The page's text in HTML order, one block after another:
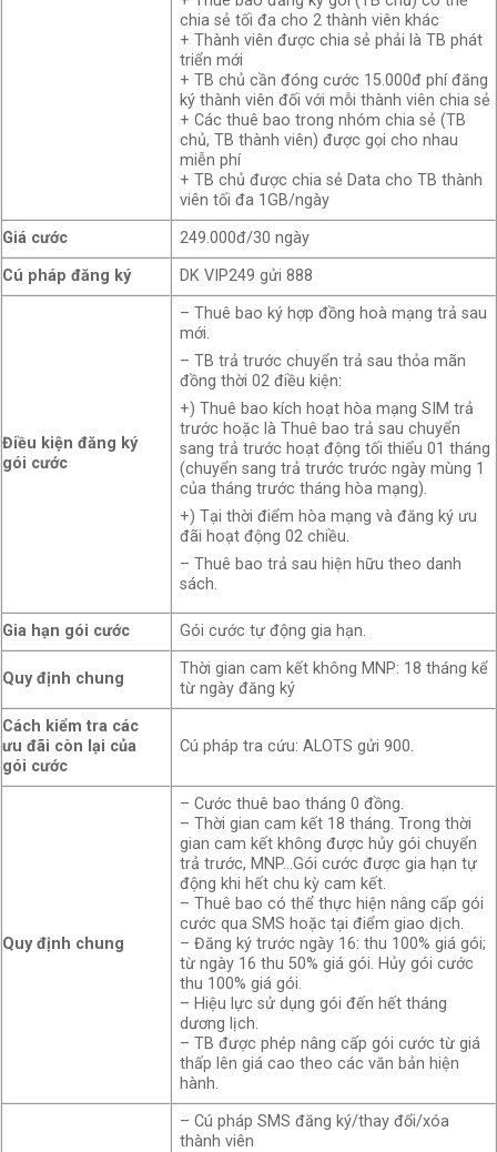
chia sẻ tối đa cho 2 thành viên khác
+ Thành viên được chia sẻ phải là TB phát
triển mới
+ TB chủ cần đóng cước 15.000đ phí đăng
ký thành viên đối với mỗi thành viên chia sẻ
+ Các thuê bao trong nhóm chia sẻ (TB
chủ, TB thành viên) được gọi cho nhau
miễn phí
+ TB chủ được chia sẻ Data cho TB thành
viên tối đa 1GB/ngày
Giá cước
249.000đ/30 ngày
Cú pháp đăng ký
DK VIP249 gửi 888
Điều kiện đăng ký
gói cước
– Thuê bao ký hợp đồng hoà mạng trả sau
mới.
– TB trả trước chuyển trả sau thỏa mãn
đồng thời 02 điều kiện:
+) Thuê bao kích hoạt hòa mạng SIM trả
trước hoặc là Thuê bao trả sau chuyển
sang trả trước hoạt động tối thiểu 01 tháng
(chuyển sang trả trước trước ngày mùng 1
của tháng trước tháng hòa mạng).
+) Tại thời điểm hòa mạng và đăng ký ưu
đãi hoạt động 02 chiều.
– Thuê bao trả sau hiện hữu theo danh
sách.
Gia hạn gói cước Gói cước tự động gia hạn.
Quy định chung
Thời gian cam kết không MNP: 18 tháng kể
từ ngày đăng ký
Cách kiểm tra các
ưu đãi còn lại của
gói cước
Cú pháp tra cứu: ALOTS gửi 900.
Quy định chung
– Cước thuê bao tháng 0 đồng.
– Thời gian cam kết 18 tháng. Trong thời
gian cam kết không được hủy gói chuyển
trả trước, MNP…Gói cước được gia hạn tự
động khi hết chu kỳ cam kết.
– Thuê bao có thể thực hiện nâng cấp gói
cước qua SMS hoặc tại điểm giao dịch.
– Đăng ký trước ngày 16: thu 100% giá gói;
từ ngày 16 thu 50% giá gói. Hủy gói cước
thu 100% giá gói.
– Hiệu lực sử dụng gói đến hết tháng
dương lịch.
– TB được phép nâng cấp gói cước từ giá
thấp lên giá cao theo các văn bản hiện
hành.
– Cú pháp SMS đăng ký/thay đổi/xóa
thành viên